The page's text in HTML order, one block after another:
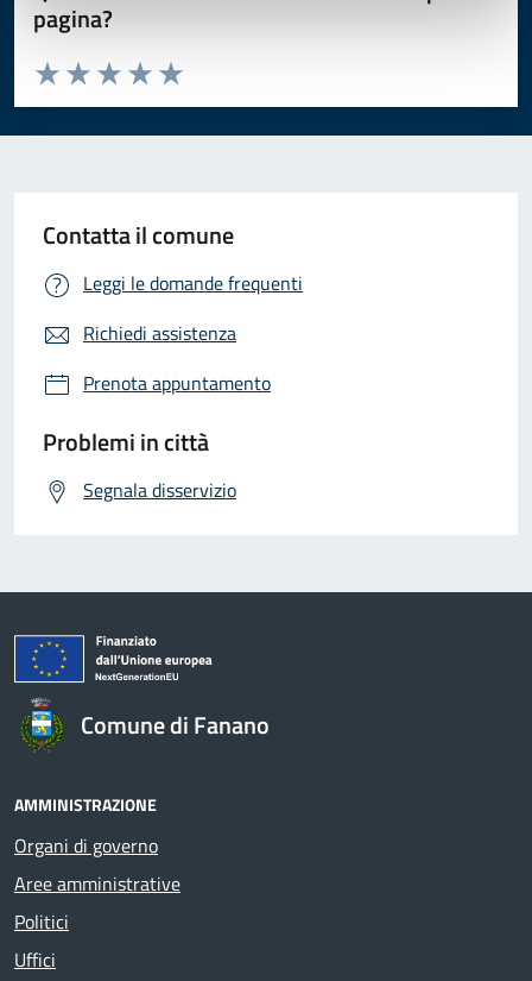
pagina?
Valuta da 1 a 5 stelle la pagina
Valuta 5 stelle su 5
Valuta 4 stelle su 5
Valuta 3 stelle su 5
Valuta 2 stelle su 5
Valuta 1 stelle su 5
Contatta il comune
Leggi le domande frequenti
Richiedi assistenza
Prenota appuntamento
Problemi in città
Segnala disservizio
Comune di Fanano
AMMINISTRAZIONE
Organi di governo
Aree amministrative
Politici
Uffici